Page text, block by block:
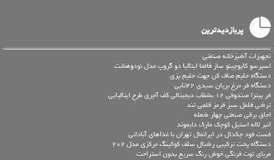
پربازدیدترین
تجهیزات آشپزخانه صنعتی
اسپرسو کاپوچینو ساز فائما ایتالیا دو گروپ مدل نودوهشت
دستگاه حلیم صاف کن جهت حلیم پزی
دستگاه فر مرغ بریان سبدی 42تایی
فر پیتزا صندوقی 12 بشقاب دیجیتالی کف آجری طرح ایتالیایی
ترشی فلفل سبز قرمز قلمی تند
اجاق برقی صنعتی چهار شعله
انبر لاله استیل کوچک مارک دایموند
فست فود چکدال در ایرانمال تهران با غذاهای آبادانی
دستگاه پخت ترکیبی رشنال سلف کوکینگ مرکزی مدل 202
مربای توت فرنگی خوش رنگ سریع بدون استراحت